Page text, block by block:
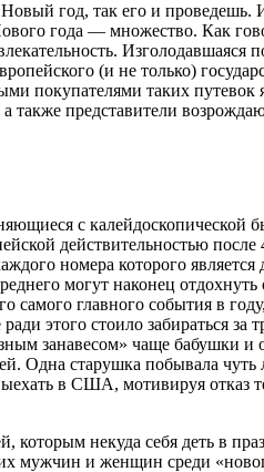
год, так его и проведешь.
года — множество. Как
Изголодавшаяся
(и не только)
покупателями таких путевок
представители
с калейдоскопической
действительностью после
номера которого является
могут наконец
главного события в
этого стоило забираться за
занавесом» чаще бабушки и
Одна старушка побывала чуть
в США, мотивируя отказ
которым некуда себя деть в
мужчин и женщин среди